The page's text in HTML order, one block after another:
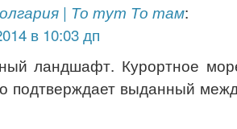
| То тут То там:
в 10:03 дп
ландшафт. Курортное
подтверждает выданный